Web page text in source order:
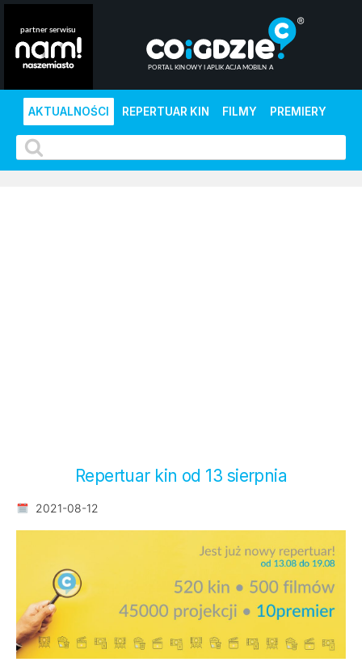
AKTUALNOŚCI REPERTUAR KIN FILMY PREMIERY
Repertuar kin od 13 sierpnia
2021-08-12